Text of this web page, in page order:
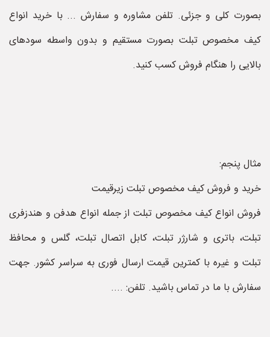
بصورت ‌کلی و جزئی. تلفن مشاوره و سفارش ... با خرید انواع
کیف مخصوص تبلت بصورت مستقیم و بدون واسطه سودهای
بالایی را هنگام فروش کسب کنید.
مثال پنجم:
خرید و فروش کیف مخصوص تبلت زیرقیمت
فروش انواع کیف مخصوص تبلت از جمله انواع هدفن و هندزفری
تبلت، باتری و شارژر تبلت، کابل اتصال تبلت، گلس و محافظ
تبلت و غیره با کمترین قیمت ارسال فوری به سراسر کشور. جهت
سفارش با ما در تماس باشید. تلفن: ....